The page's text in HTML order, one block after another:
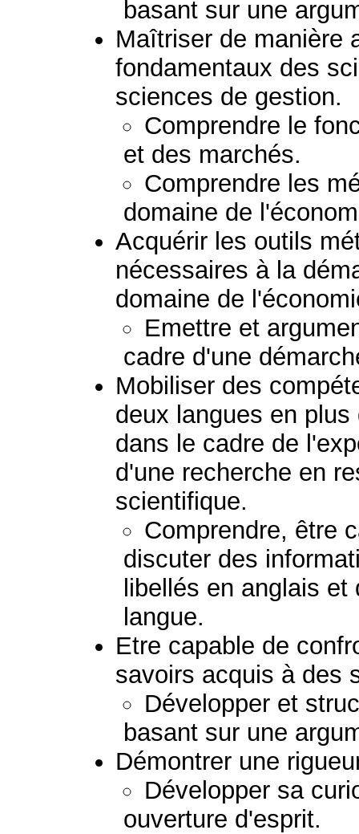
basant sur une
Maîtriser de manière
fondamentaux des
sciences de gestion.
Comprendre le
et des marchés.
Comprendre les
domaine de
Acquérir les outils
nécessaires à la
domaine de
Emettre et
cadre d'une
Mobiliser des
deux langues en
dans le cadre de
d'une recherche en
scientifique.
Comprendre, être
discuter des
libellés en anglais
langue.
Etre capable de
savoirs acquis à des
Développer et
basant sur une
Démontrer une
Développer sa
ouverture d'esprit.